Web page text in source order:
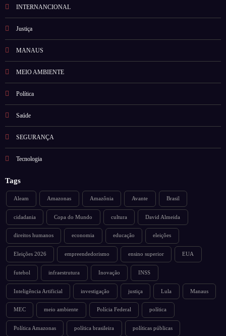
INTERNANCIONAL
Justiça
MANAUS
MEIO AMBIENTE
Política
Saúde
SEGURANÇA
Tecnologia
Tags
Aleam Amazonas Amazônia Avante Brasil
cidadania Copa do Mundo cultura David Almeida
direitos humanos economia educação eleições
Eleições 2026 empreendedorismo ensino superior EUA
futebol infraestrutura Inovação INSS
Inteligência Artificial investigação justiça Lula Manaus
MEC meio ambiente Polícia Federal política
Política Amazonas política brasileira políticas públicas